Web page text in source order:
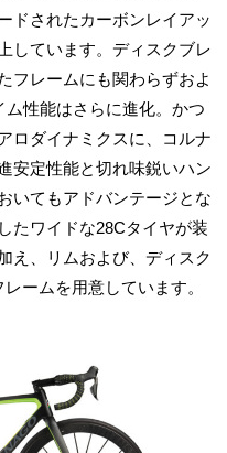
ドされたカーボンレイアッ
しています。ディスクブレ
フレームにも関わらずおよ
性能はさらに進化。かつ
ロダイナミクスに、コルナ
安定性能と切れ味鋭いハン
いてもアドバンテージとな
たワイドな28Cタイヤが装
え、リムおよび、ディスク
ームを用意しています。